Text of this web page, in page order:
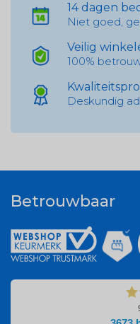
14 dagen
Niet goed,
Veilig
100%
Deskundig
Betrouwbaar